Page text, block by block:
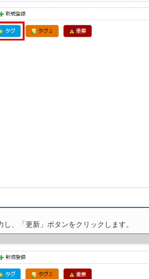
し、「更新」ボタンをクリックします。